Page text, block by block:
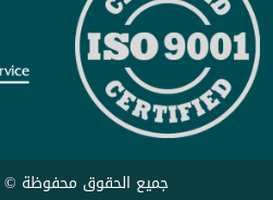
جميع الحقوق محفوظة ©